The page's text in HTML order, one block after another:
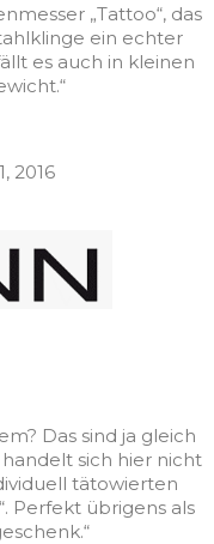
„Tattoo“, das
ein echter
es auch in kleinen
2016
Das sind ja gleich
sich hier nicht
tätowierten
Perfekt übrigens als